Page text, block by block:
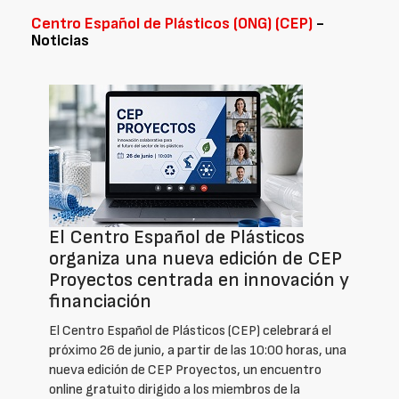
Centro Español de Plásticos (ONG) (CEP) -
Noticias
El Centro Español de Plásticos
organiza una nueva edición de CEP
Proyectos centrada en innovación y
financiación
El Centro Español de Plásticos (CEP) celebrará el
próximo 26 de junio, a partir de las 10:00 horas, una
nueva edición de CEP Proyectos, un encuentro
online gratuito dirigido a los miembros de la